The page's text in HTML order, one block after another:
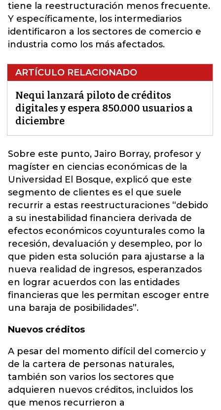
tiene la reestructuración menos frecuente.
Y específicamente, los intermediarios
identificaron a los sectores de comercio e
industria como los más afectados.
ARTÍCULO RELACIONADO
Nequi lanzará piloto de créditos
digitales y espera 850.000 usuarios a
diciembre
Sobre este punto, Jairo Borray, profesor y
magíster en ciencias económicas de la
Universidad El Bosque, explicó que este
segmento de clientes es el que suele
recurrir a estas reestructuraciones “debido
a su inestabilidad financiera derivada de
efectos económicos coyunturales como la
recesión, devaluación y desempleo, por lo
que piden esta solución para ajustarse a la
nueva realidad de ingresos, esperanzados
en lograr acuerdos con las entidades
financieras que les permitan escoger entre
una baraja de posibilidades”.
Nuevos créditos
A pesar del momento difícil del comercio y
de la cartera de personas naturales,
también son varios los sectores que
adquieren nuevos créditos, incluidos los
que menos recurrieron a